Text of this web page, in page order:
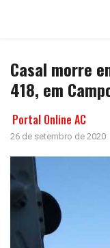
Casal morre
418, em
Portal Online AC
26 de setembro de 2020